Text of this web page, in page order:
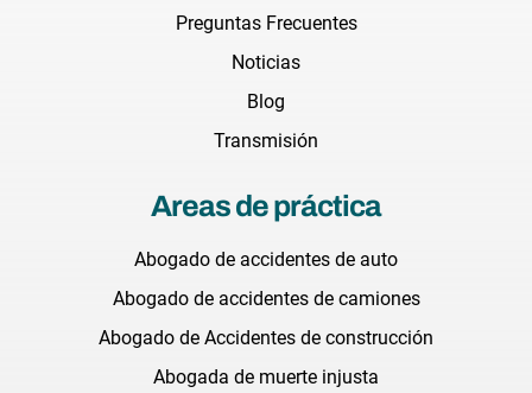
Preguntas Frecuentes
Noticias
Blog
Transmisión
Areas de práctica
Abogado de accidentes de auto
Abogado de accidentes de camiones
Abogado de Accidentes de construcción
Abogada de muerte injusta